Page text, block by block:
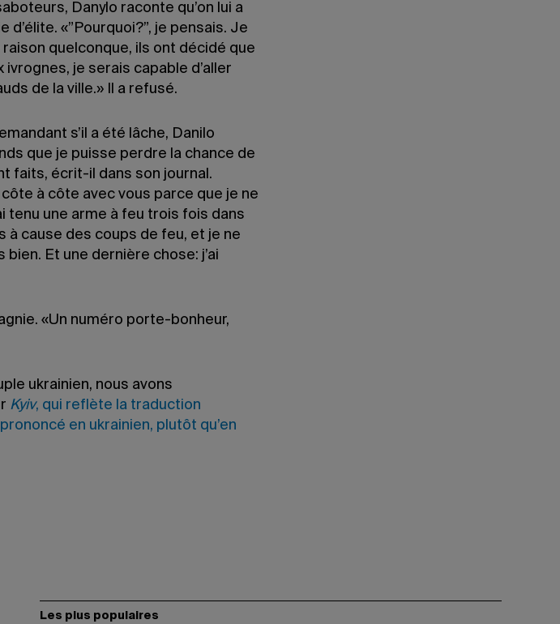
Danylo raconte qu’on lui a
«”Pourquoi?”, je pensais. Je
quelconque, ils ont décidé que
je serais capable d’aller
de la ville.» Il a refusé.
s’il a été lâche, Danilo
que je puisse perdre la chance de
faits, écrit-il dans son journal.
à côte avec vous parce que je ne
tenu une arme à feu trois fois dans
à cause des coups de feu, et je ne
Et une dernière chose: j’ai
«Un numéro porte-bonheur,
ukrainien, nous avons
Kyiv, qui reflète la traduction
en ukrainien, plutôt qu’en
Les plus populaires